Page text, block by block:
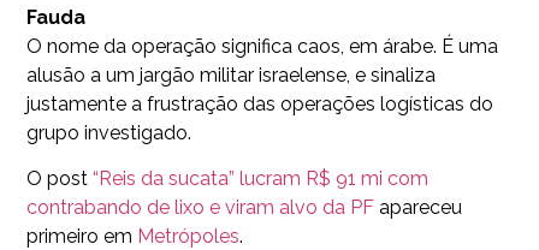
Fauda
O nome da operação significa caos, em árabe. É uma
alusão a um jargão militar israelense, e sinaliza
justamente a frustração das operações logísticas do
grupo investigado.
O post “Reis da sucata” lucram R$ 91 mi com
contrabando de lixo e viram alvo da PF apareceu
primeiro em Metrópoles.